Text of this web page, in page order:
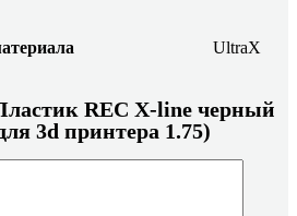
UltraX
REC X-line черный
3d принтера 1.75)